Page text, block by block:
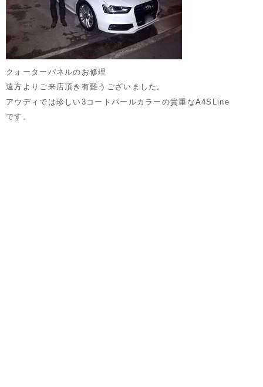
クォーターパネルのお修理
遠方よりご来店頂き有難うございました。
アウディでは珍しい3コートパールカラーの貴重なA4SLine
です。